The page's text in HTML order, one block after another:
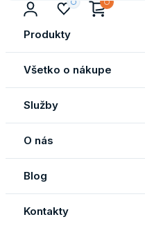
Produkty
Všetko o nákupe
Služby
O nás
Blog
Kontakty